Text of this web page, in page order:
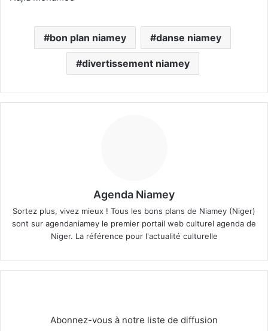
bon plan niamey danse niamey
divertissement niamey
Agenda Niamey
Sortez plus, vivez mieux ! Tous les bons plans de Niamey (Niger)
sont sur agendaniamey le premier portail web culturel agenda de
Niger. La référence pour l'actualité culturelle
Abonnez-vous à notre liste de diffusion